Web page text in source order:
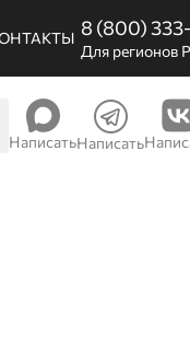
8 (800)
Для регионов
НаписатьНаписать